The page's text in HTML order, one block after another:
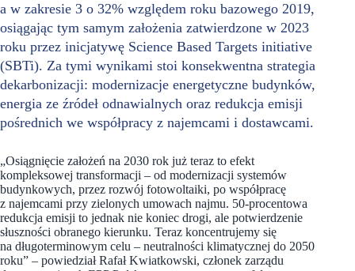
a w zakresie 3 o 32% względem roku bazowego 2019,
osiągając tym samym założenia zatwierdzone w 2023
roku przez inicjatywę Science Based Targets initiative
(SBTi). Za tymi wynikami stoi konsekwentna strategia
dekarbonizacji: modernizacje energetyczne budynków,
energia ze źródeł odnawialnych oraz redukcja emisji
pośrednich we współpracy z najemcami i dostawcami.
„Osiągnięcie założeń na 2030 rok już teraz to efekt
kompleksowej transformacji – od modernizacji systemów
budynkowych, przez rozwój fotowoltaiki, po współpracę
z najemcami przy zielonych umowach najmu. 50-procentowa
redukcja emisji to jednak nie koniec drogi, ale potwierdzenie
słuszności obranego kierunku. Teraz koncentrujemy się
na długoterminowym celu – neutralności klimatycznej do 2050
roku” – powiedział Rafał Kwiatkowski, członek zarządu